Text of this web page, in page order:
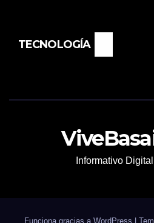
TECNOLOGÍA
Informativo
Funciona gracias a WordPress